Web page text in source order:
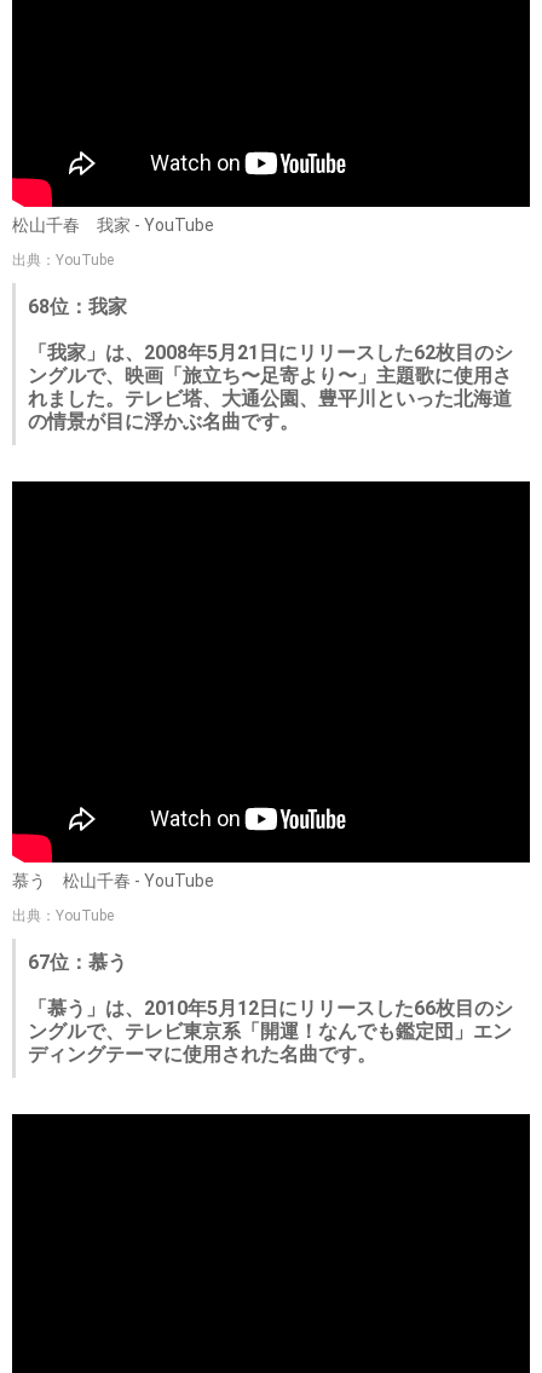
松山千春 我家 - YouTube
出典：YouTube
68位：我家
「我家」は、2008年5月21日にリリースした62枚目のシ
ングルで、映画「旅立ち〜足寄より〜」主題歌に使用さ
れました。テレビ塔、大通公園、豊平川といった北海道
の情景が目に浮かぶ名曲です。
慕う 松山千春 - YouTube
出典：YouTube
67位：慕う
「慕う」は、2010年5月12日にリリースした66枚目のシ
ングルで、テレビ東京系「開運！なんでも鑑定団」エン
ディングテーマに使用された名曲です。